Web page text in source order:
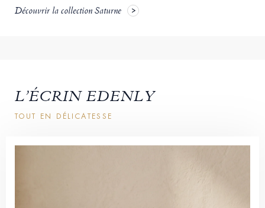
Découvrir la collection Saturne
L’ÉCRIN EDENLY
TOUT EN DÉLICATESSE